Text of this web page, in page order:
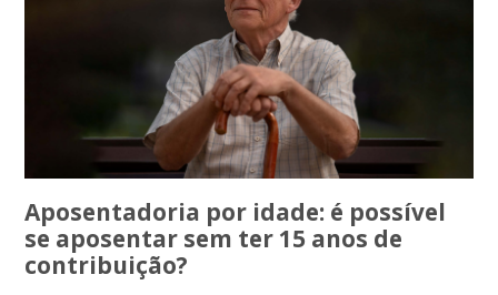
Aposentadoria por idade: é possível
se aposentar sem ter 15 anos de
contribuição?